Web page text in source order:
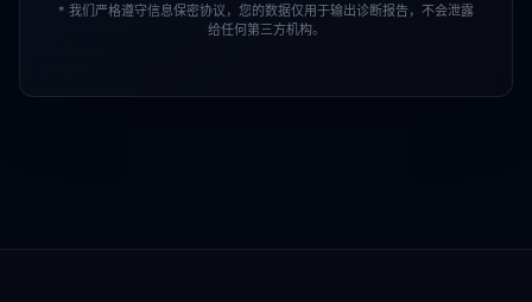
* 我们严格遵守信息保密协议，您的数据仅用于输出诊断报告，不会泄露
给任何第三方机构。